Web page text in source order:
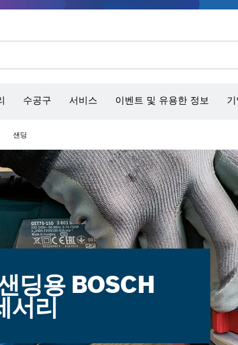
수공구 서비스 이벤트 및 유용한 정보
샌딩
딩용 BOSCH
서리